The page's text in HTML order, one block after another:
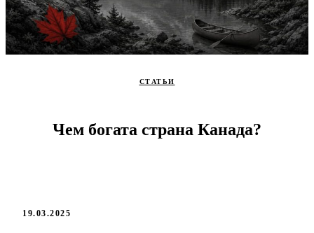
СТАТЬИ
Чем богата страна Канада?
19.03.2025